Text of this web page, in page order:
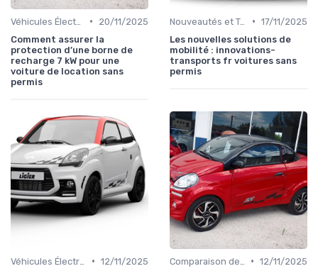
•
20/11/2025
Comment assurer la
protection d’une borne de
recharge 7 kW pour une
voiture de location sans
permis
Nouveautés et Tendances • 17/11/2025
Les nouvelles solutions de
mobilité : innovations-
transports fr voitures sans
permis
• 12/11/2025
• 12/11/2025